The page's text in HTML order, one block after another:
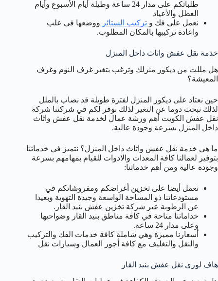
طلباتكم على مدار 24 ساعة وطيلة أيام الأسبوع وأيام
العطل والأعياد
نعمل على فك و تركيب الستائر ووضعها في علب
واعادة تركيبها بالمكان المطلوب.
خدمة نقل عفش واثاث داخل المنزل
هل مللت من ديكور منزلك وترغب بتغير غرف النوم وغرف
المعيشة؟
حين نعتاد على ديكور المنزل لفترة طويلة قد نصاب بالملل
لذلك نبحث دوما عن التغير لذلك نوفر لكم في شركتنا شركة
نقل عفش الكويت أهم ورشة عمال لخدمة نقل عفش واثاث
داخل المنزل بسرعة وجودة عالية.
ما هي خدمة نقل عفش واثاث داخل المنزل؟ نتميز في خدماتنا
بتوفير لعمالنا كافة المعدات والادوات للقيام بمهامهم بسرعة
وجودة عالية ومن أهم خدماتنا:
نعمل أيضا على تخزين أغراضكم ومفروشاتكم في
مستودعاتنا ذو المساحة الواسعة وجيدة التهوية وبعيدا
عن الرطوبة عبر شركة تخزين عفش بنيد القار.
خداماتنا متاحة في كافة مناطق بنيد القار وضواحيها
وعلى مدار 24 ساعة.
أسعارنا مميزة وهي شاملة كافة خدمات الفك والتركيب
والنقل والتغليف مع كافة أجور العمال وسيارات نقل
هاف لوري نقل عفش بنيد القار